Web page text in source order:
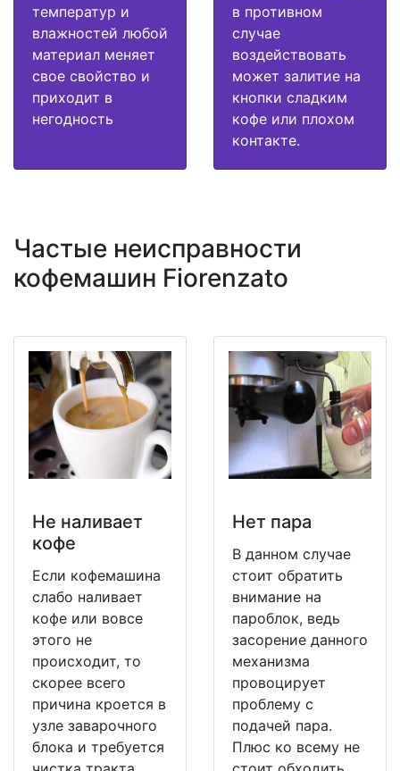
температур и
влажностей любой
материал меняет
свое свойство и
приходит в
негодность
в противном
случае
воздействовать
может залитие на
кнопки сладким
кофе или плохом
контакте.
Частые неисправности
кофемашин Fiorenzato
Не наливает
кофе
Если кофемашина
слабо наливает
кофе или вовсе
этого не
происходит, то
скорее всего
причина кроется в
узле заварочного
блока и требуется
Нет пара
В данном случае
стоит обратить
внимание на
пароблок, ведь
засорение данного
механизма
провоцирует
проблему с
подачей пара.
Плюс ко всему не